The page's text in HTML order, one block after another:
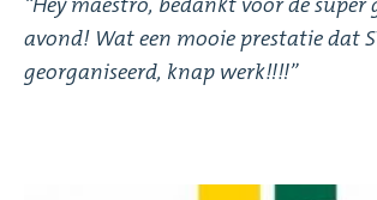
avond! Wat een mooie prestatie dat
georganiseerd, knap werk!!!!”